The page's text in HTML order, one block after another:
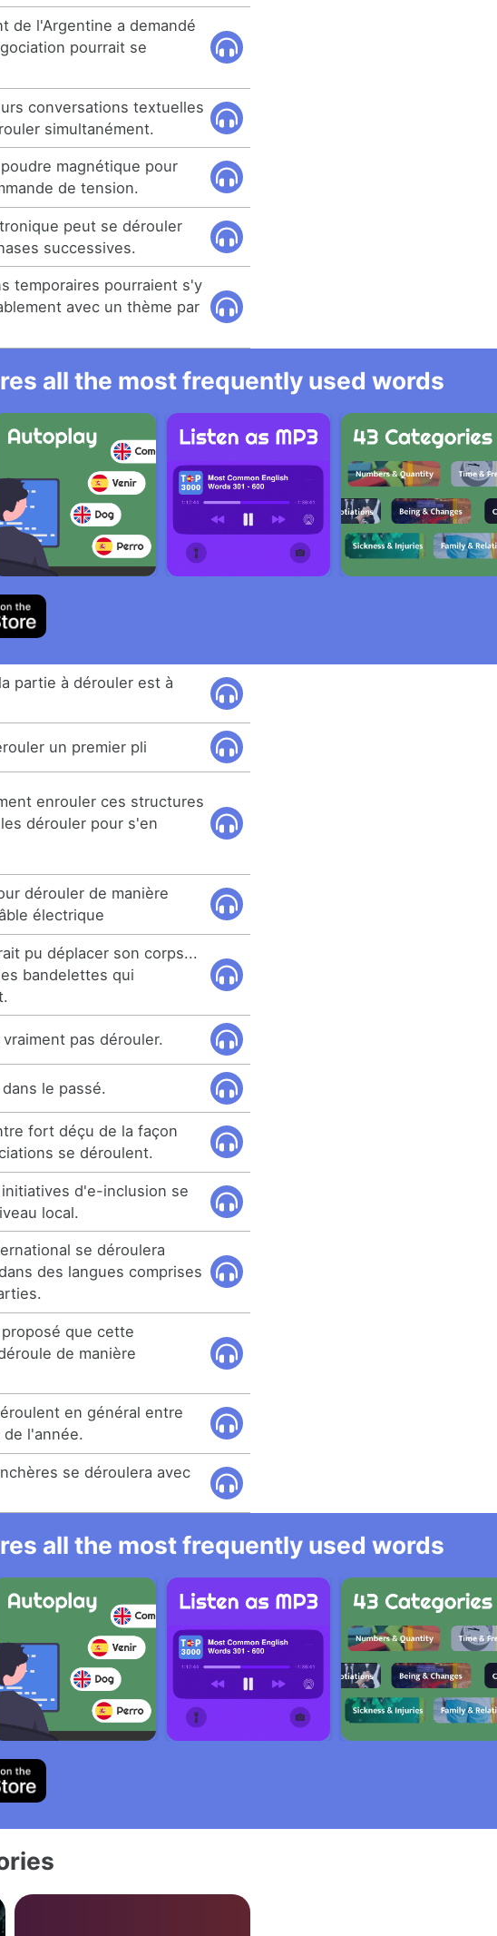
de l'Argentine a demandé
pourrait se
conversations textuelles
simultanément.
magnétique pour
de tension.
peut se dérouler
successives.
temporaires pourraient s'y
avec un thème par
all the most frequently used words
partie à dérouler est à
un premier pli
enrouler ces structures
dérouler pour s'en
dérouler de manière
électrique
pu déplacer son corps...
bandelettes qui
pas dérouler.
le passé.
fort déçu de la façon
se déroulent.
d'e-inclusion se
local.
se déroulera
des langues comprises
que cette
de manière
en général entre
de l'année.
se déroulera avec
all the most frequently used words